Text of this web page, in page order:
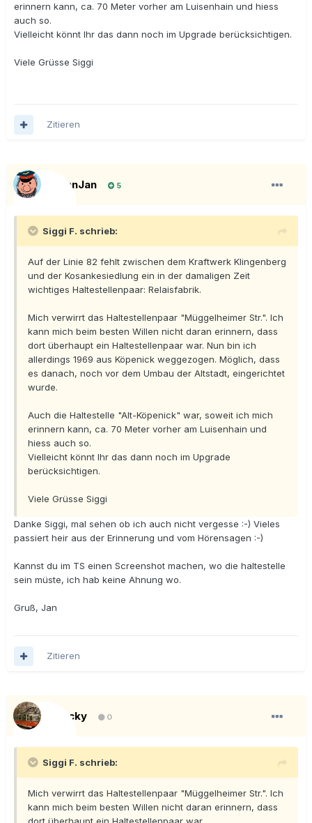
erinnern kann, ca. 70 Meter vorher am Luisenhain und hiess
auch so.
Vielleicht könnt Ihr das dann noch im Upgrade berücksichtigen.
Viele Grüsse Siggi
Zitieren
BahnJan 5
Siggi F. schrieb:
Auf der Linie 82 fehlt zwischen dem Kraftwerk Klingenberg
und der Kosankesiedlung ein in der damaligen Zeit
wichtiges Haltestellenpaar: Relaisfabrik.
Mich verwirrt das Haltestellenpaar "Müggelheimer Str.". Ich
kann mich beim besten Willen nicht daran erinnern, dass
dort überhaupt ein Haltestellenpaar war. Nun bin ich
allerdings 1969 aus Köpenick weggezogen. Möglich, dass
es danach, noch vor dem Umbau der Altstadt, eingerichtet
wurde.
Auch die Haltestelle "Alt-Köpenick" war, soweit ich mich
erinnern kann, ca. 70 Meter vorher am Luisenhain und
hiess auch so.
Vielleicht könnt Ihr das dann noch im Upgrade
berücksichtigen.
Viele Grüsse Siggi
Danke Siggi, mal sehen ob ich auch nicht vergesse :-) Vieles
passiert heir aus der Erinnerung und vom Hörensagen :-)
Kannst du im TS einen Screenshot machen, wo die haltestelle
sein müste, ich hab keine Ahnung wo.
Gruß, Jan
Zitieren
Blacky 0
Siggi F. schrieb:
Mich verwirrt das Haltestellenpaar "Müggelheimer Str.". Ich
kann mich beim besten Willen nicht daran erinnern, dass